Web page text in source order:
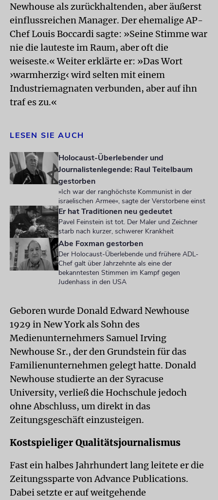
Newhouse als zurückhaltenden, aber äußerst
einflussreichen Manager. Der ehemalige AP-
Chef Louis Boccardi sagte: »Seine Stimme war
nie die lauteste im Raum, aber oft die
weiseste.« Weiter erklärte er: »Das Wort
›warmherzig‹ wird selten mit einem
Industriemagnaten verbunden, aber auf ihn
traf es zu.«
LESEN SIE AUCH
Holocaust-Überlebender und
Journalistenlegende: Raul Teitelbaum
gestorben
»Ich war der ranghöchste Kommunist in der
israelischen Armee«, sagte der Verstorbene einst
Er hat Traditionen neu gedeutet
Pavel Feinstein ist tot. Der Maler und Zeichner
starb nach kurzer, schwerer Krankheit
Abe Foxman gestorben
Der Holocaust-Überlebende und frühere ADL-
Chef galt über Jahrzehnte als eine der
bekanntesten Stimmen im Kampf gegen
Judenhass in den USA
Geboren wurde Donald Edward Newhouse
1929 in New York als Sohn des
Medienunternehmers Samuel Irving
Newhouse Sr., der den Grundstein für das
Familienunternehmen gelegt hatte. Donald
Newhouse studierte an der Syracuse
University, verließ die Hochschule jedoch
ohne Abschluss, um direkt in das
Zeitungsgeschäft einzusteigen.
Kostspieliger Qualitätsjournalismus
Fast ein halbes Jahrhundert lang leitete er die
Zeitungssparte von Advance Publications.
Dabei setzte er auf weitgehende